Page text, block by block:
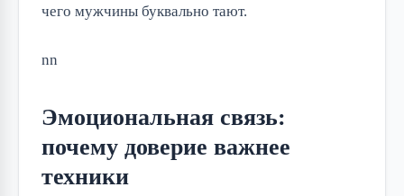
чего мужчины буквально тают.
nn
Эмоциональная связь:
почему доверие важнее
техники